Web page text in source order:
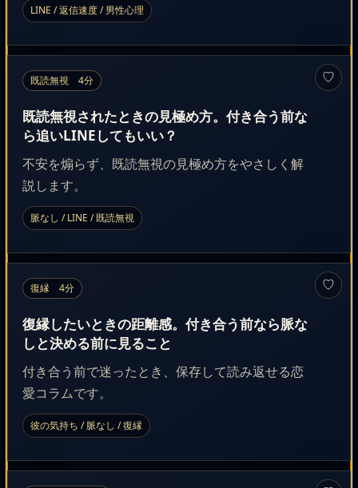
LINE / 返信速度 / 男性心理
既読無視 4分
既読無視されたときの見極め方。付き合う前な
ら追いLINEしてもいい？
不安を煽らず、既読無視の見極め方をやさしく解
説します。
脈なし / LINE / 既読無視
♡
復縁 4分
復縁したいときの距離感。付き合う前なら脈な
しと決める前に見ること
付き合う前で迷ったとき、保存して読み返せる恋
愛コラムです。
彼の気持ち / 脈なし / 復縁
♡